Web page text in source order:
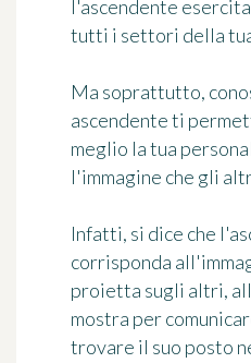
l'ascendente
tutti i settori della
Ma soprattutto,
ascendente ti
meglio la tua
l'immagine che gli
Infatti, si dice che
corrisponda
proietta sugli altri,
mostra per
trovare il suo posto